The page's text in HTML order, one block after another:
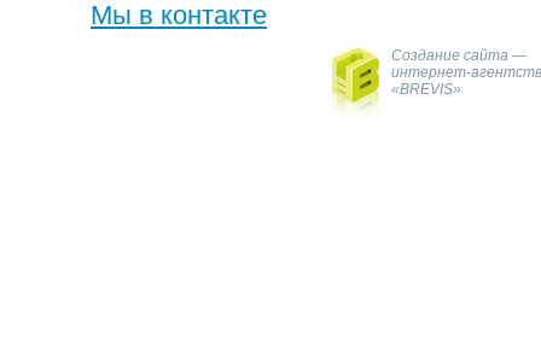
Мы в контакте
Создание сайта —
интернет-
«BREVIS»